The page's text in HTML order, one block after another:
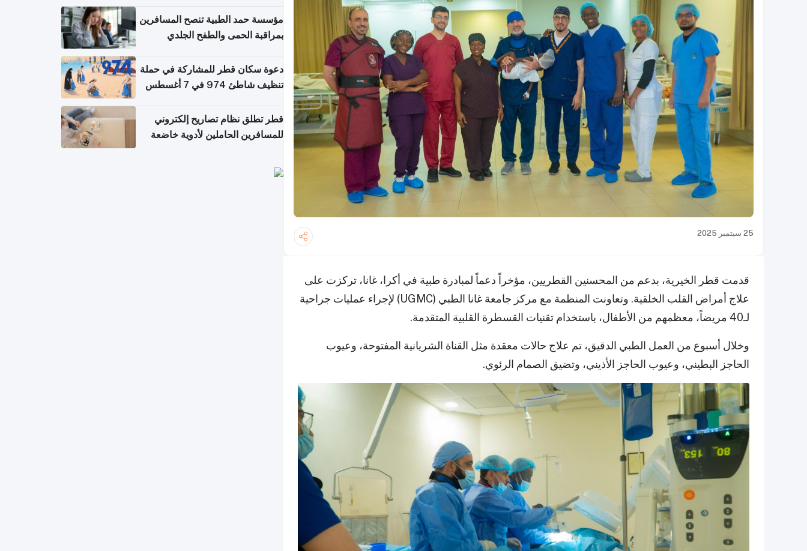
25 سبتمبر 2025
قدمت قطر الخيرية، بدعم من المحسنين القطريين، مؤخراً دعماً لمبادرة طبية في أكرا، غانا، تركزت على
علاج أمراض القلب الخلقية. وتعاونت المنظمة مع مركز جامعة غانا الطبي (UGMC) لإجراء عمليات جراحية
لـ40 مريضاً، معظمهم من الأطفال، باستخدام تقنيات القسطرة القلبية المتقدمة.
وخلال أسبوع من العمل الطبي الدقيق، تم علاج حالات معقدة مثل القناة الشريانية المفتوحة، وعيوب
الحاجز البطيني، وعيوب الحاجز الأذيني، وتضيق الصمام الرئوي.
مؤسسة حمد الطبية تنصح المسافرين
بمراقبة الحمى والطفح الجلدي
دعوة سكان قطر للمشاركة في حملة
تنظيف شاطئ 974 في 7 أغسطس
قطر تطلق نظام تصاريح إلكتروني
للمسافرين الحاملين لأدوية خاضعة